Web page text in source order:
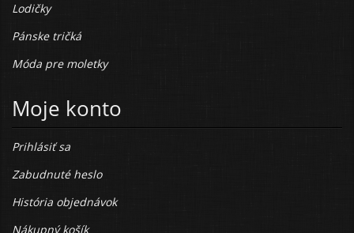
Lodičky
Pánske tričká
Móda pre moletky
Moje konto
Prihlásiť sa
Zabudnuté heslo
História objednávok
Nákupný košík